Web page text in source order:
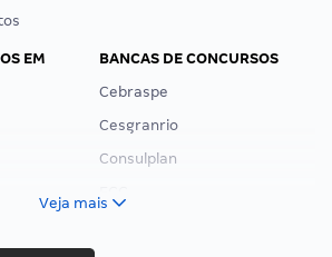
EM
BANCAS DE CONCURSOS
Cebraspe
Cesgranrio
Consulplan
Veja mais